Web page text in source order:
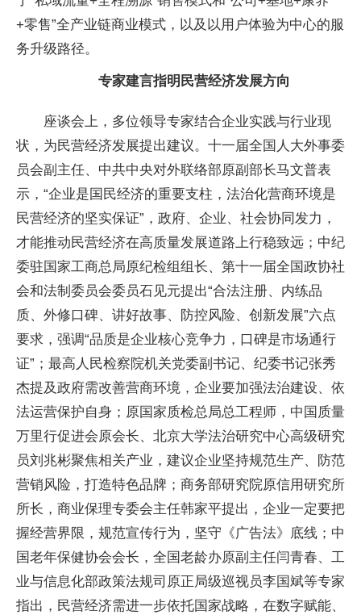
+零售”全产业链商业模式，以及以用户体验为中心的服
务升级路径。
专家建言指明民营经济发展方向
座谈会上，多位领导专家结合企业实践与行业现
状，为民营经济发展提出建议。十一届全国 人大外事委
员会副 主任、 中共中央对外联络部原副部长马文普表
示，“企业是国民经济的重要支柱，法治化营商环境是
民营经济的坚实保证”， 政府、企业、社会协同发力，
才能推动民营经济在高质量发展道路上行稳致远；中纪
委驻国家工商总局原纪检组组长、第十一届全国政协社
会和法制 委员会委员石见元提出“合法注册、内练品
质、外修口碑、讲好故事、防控风险、创新发展”六点
要求，强调“品质是企业核心竞争力，口碑是市场通行
证”；最高 人民检察院机关党委副 书记、纪委书记张秀
杰提及政府需改善营商环境，企业要加强法治建设、依
法运营保护自身；原国家质检总局总工程师， 中国质量
万里行促进会原会长、北京大学法治研究中心高级研究
员刘兆彬聚焦相关产业，建议企业坚持规范生产、防范
营销风险，打造特色品牌；商务部研究院原信用研究所
所长，商业保理专委会主任韩家平提出，企业一定要把
握经营界限，规范宣传行为，坚守《广告法》底线； 中
国老年保健协会会长，全国老龄办原副 主任闫青春、工
业与信息化部政策法规司原正局级巡视员李国斌等专家
指出，民营经济需进一步依托国家战略，在数字赋能、